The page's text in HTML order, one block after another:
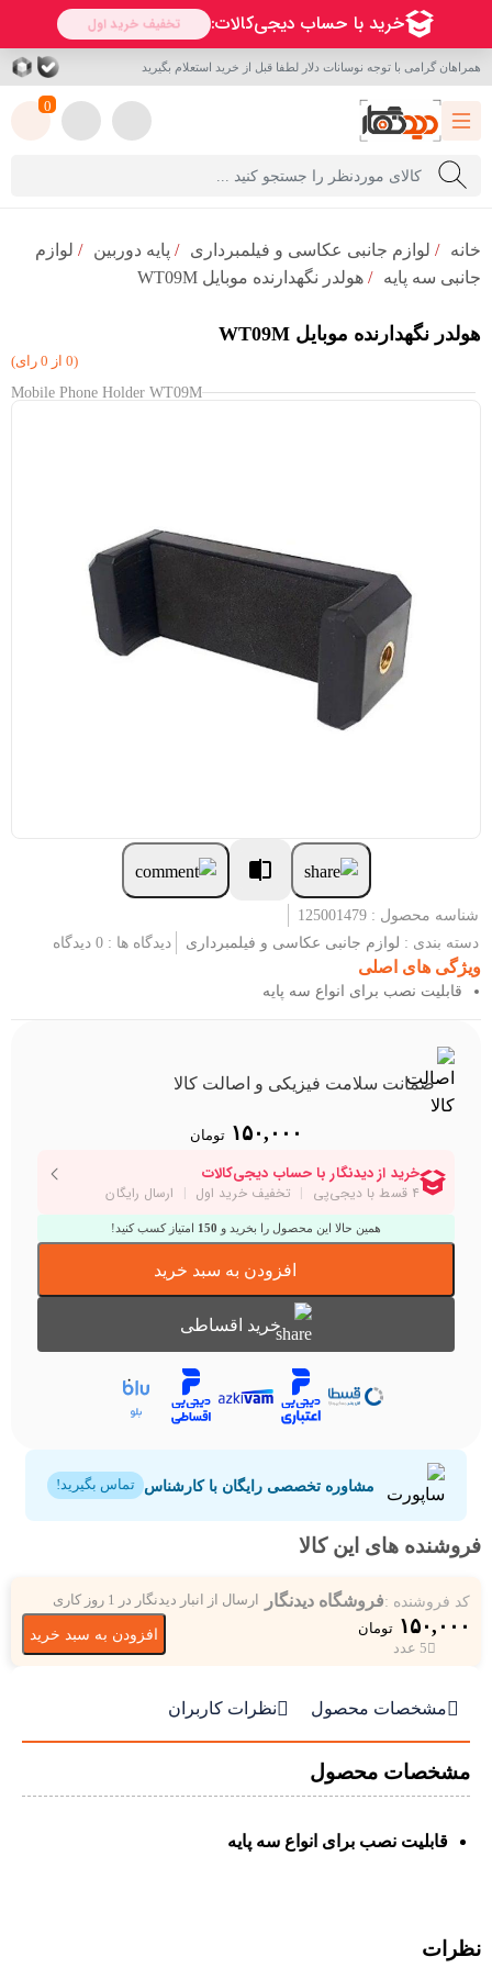
همراهان گرامی با توجه نوسانات دلار لطفا قبل از خرید استعلام بگیرید
0
خانه / لوازم جانبی عکاسی و فیلمبرداری / پایه دوربین / لوازم
جانبی سه پایه / هولدر نگهدارنده موبايل WT09M
هولدر نگهدارنده موبايل WT09M
(0 از 0 رای)
Mobile Phone Holder WT09M
شناسه محصول : 125001479
دسته بندی : لوازم جانبی عکاسی و فیلمبرداری دیدگاه ها : 0 دیدگاه
ویژگی های اصلی
قابلیت نصب برای انواع سه پایه
ضمانت سلامت فیزیکی و اصالت کالا
۱۵۰,۰۰۰ تومان
همین حالا این محصول را بخرید و 150 امتیاز کسب کنید!
افزودن به سبد خرید
خرید اقساطی
مشاوره تخصصی رایگان با کارشناس تماس بگیرید!
فروشنده های این کالا
کد فروشنده :فروشگاه دیدنگار ارسال از انبار دیدنگار در 1 روز کاری
۱۵۰,۰۰۰ تومان
5 عدد
افزودن به سبد خرید
مشخصات محصول نظرات کاربران
مشخصات محصول
قابلیت نصب برای انواع سه پایه
نظرات